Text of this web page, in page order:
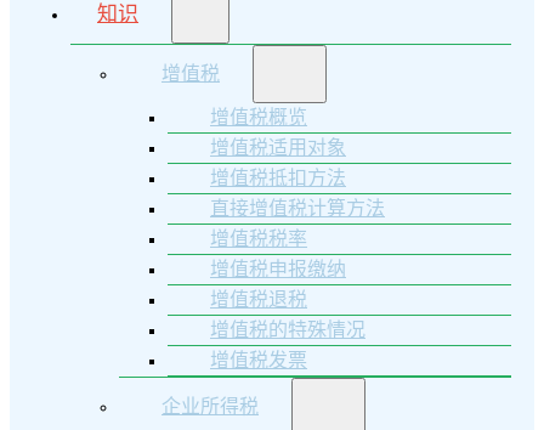
知识
增值税
增值税概览
增值税适用对象
增值税抵扣方法
直接增值税计算方法
增值税税率
增值税申报缴纳
增值税退税
增值税的特殊情况
增值税发票
企业所得税